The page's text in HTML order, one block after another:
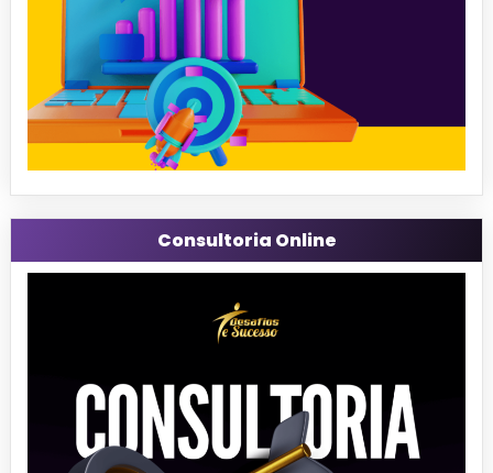
Consultoria Online